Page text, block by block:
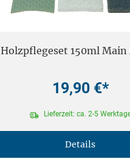
Holzpflegeset 150ml Main
19,90 €*
Lieferzeit: ca. 2-5
Details